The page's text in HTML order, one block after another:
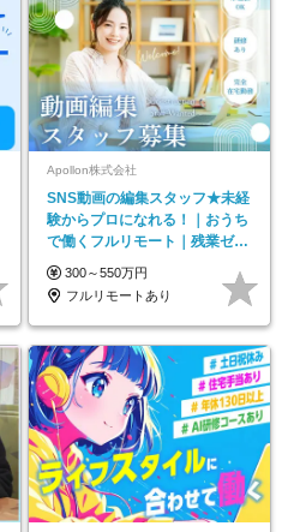
Apollon株式会社
SNS動画の編集スタッフ★未経
験からプロになれる！｜おうち
で働くフルリモート｜残業ゼロ
で18時退勤◎
300～550万円
フルリモートあり